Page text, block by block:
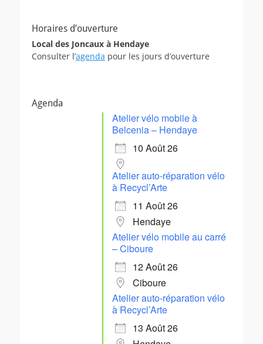
Horaires d’ouverture
Local des Joncaux à Hendaye
Consulter l’agenda pour les jours d’ouverture
Agenda
Atelier vélo mobile à
Belcenia – Hendaye
10 Août 26
Atelier auto-réparation vélo
à Recycl’Arte
11 Août 26
Hendaye
Atelier vélo mobile au carré
– Ciboure
12 Août 26
Ciboure
Atelier auto-réparation vélo
à Recycl’Arte
13 Août 26